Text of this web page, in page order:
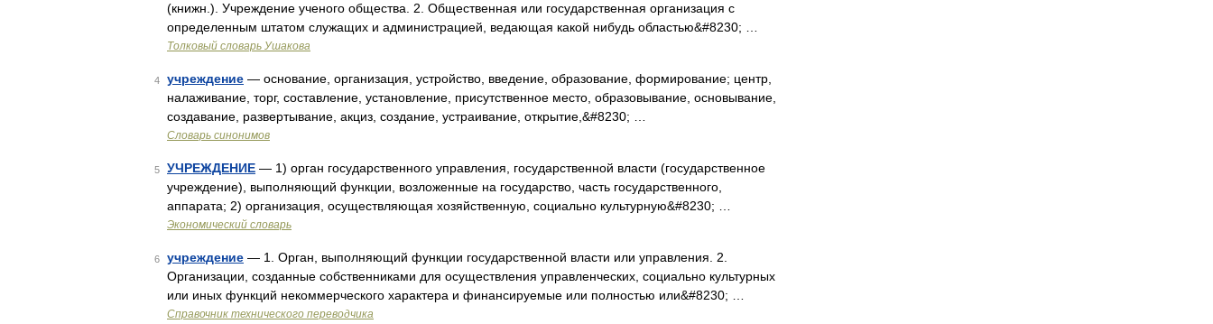
(книжн.). Учреждение ученого общества. 2. Общественная или государственная организация с
определенным штатом служащих и администрацией, ведающая какой нибудь областью&#8230; …
Толковый словарь Ушакова
4 учреждение — основание, организация, устройство, введение, образование, формирование; центр,
налаживание, торг, составление, установление, присутственное место, образовывание, основывание,
создавание, развертывание, акциз, создание, устраивание, открытие,&#8230; …
Словарь синонимов
5 УЧРЕЖДЕНИЕ — 1) орган государственного управления, государственной власти (государственное
учреждение), выполняющий функции, возложенные на государство, часть государственного,
аппарата; 2) организация, осуществляющая хозяйственную, социально культурную&#8230; …
Экономический словарь
6 учреждение — 1. Орган, выполняющий функции государственной власти или управления. 2.
Организации, созданные собственниками для осуществления управленческих, социально культурных
или иных функций некоммерческого характера и финансируемые или полностью или&#8230; …
Справочник технического переводчика